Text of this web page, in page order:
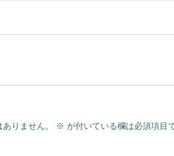
りません。 ※ が付いている欄は必須項目